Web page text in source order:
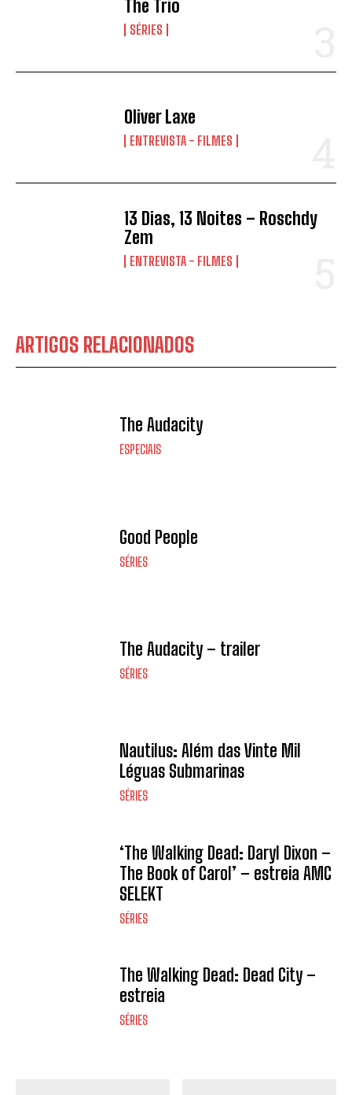
The Trio
SÉRIES
Oliver Laxe
ENTREVISTA - FILMES
13 Dias, 13 Noites – Roschdy
Zem
ENTREVISTA - FILMES
ARTIGOS RELACIONADOS
The Audacity
ESPECIAIS
Good People
SÉRIES
The Audacity – trailer
SÉRIES
Nautilus: Além das Vinte Mil
Léguas Submarinas
SÉRIES
‘The Walking Dead: Daryl Dixon –
The Book of Carol’ – estreia AMC
SELEKT
SÉRIES
The Walking Dead: Dead City –
estreia
SÉRIES